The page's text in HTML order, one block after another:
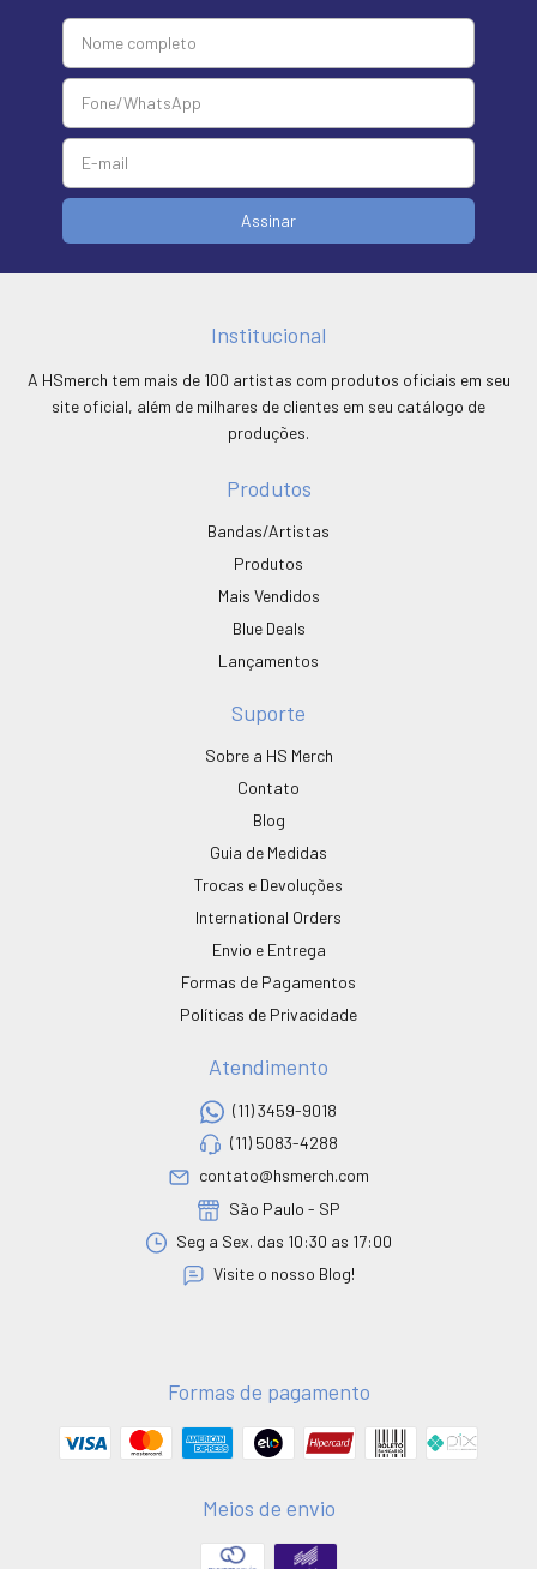
Institucional
A HSmerch tem mais de 100 artistas com produtos oficiais em seu
site oficial, além de milhares de clientes em seu catálogo de
produções.
Produtos
Bandas/Artistas
Produtos
Mais Vendidos
Blue Deals
Lançamentos
Suporte
Sobre a HS Merch
Contato
Blog
Guia de Medidas
Trocas e Devoluções
International Orders
Envio e Entrega
Formas de Pagamentos
Políticas de Privacidade
Atendimento
(11) 3459-9018
(11) 5083-4288
contato@hsmerch.com
São Paulo - SP
Seg a Sex. das 10:30 as 17:00
Visite o nosso Blog!
Formas de pagamento
Meios de envio